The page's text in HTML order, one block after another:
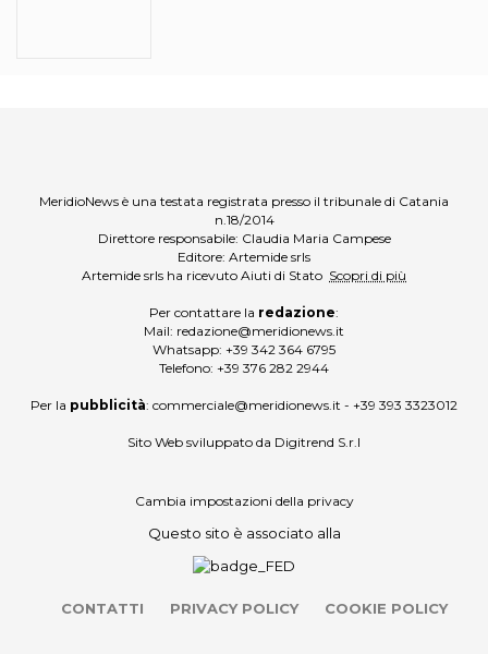
MeridioNews è una testata registrata presso il tribunale di Catania
n.18/2014
Direttore responsabile: Claudia Maria Campese
Editore: Artemide srls
Artemide srls ha ricevuto Aiuti di Stato Scopri di più
Per contattare la redazione:
Mail: redazione@meridionews.it
Whatsapp: +39 342 364 6795
Telefono: +39 376 282 2944
Per la pubblicità: commerciale@meridionews.it - +39 393 3323012
Sito Web sviluppato da Digitrend S.r.l
Cambia impostazioni della privacy
Questo sito è associato alla
CONTATTI PRIVACY POLICY COOKIE POLICY